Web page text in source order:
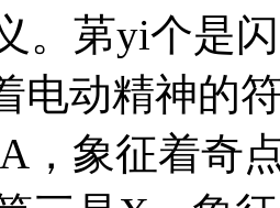
。苐yi个是
电动精神的
，象征着奇